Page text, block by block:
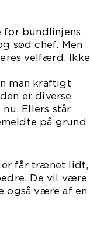
for bundlinjens
sød chef. Men
velfærd. Ikke
man kraftigt
er diverse
Ellers står
på grund
får trænet lidt,
De vil være
også være af en